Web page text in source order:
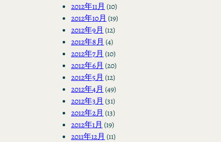
2012年11月 (10)
2012年10月 (19)
2012年9月 (12)
2012年8月 (4)
2012年7月 (10)
2012年6月 (20)
2012年5月 (12)
2012年4月 (49)
2012年3月 (31)
2012年2月 (13)
2012年1月 (19)
2011年12月 (11)